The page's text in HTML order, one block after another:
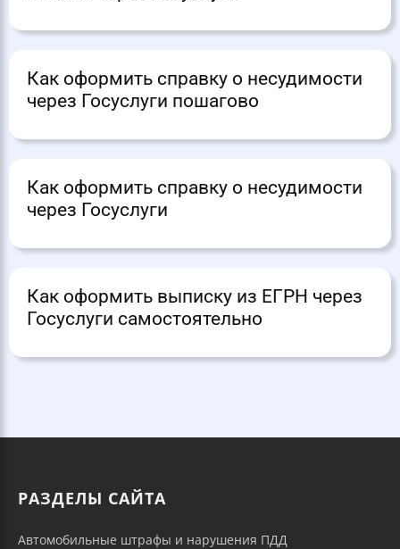
Как оформить справку о несудимости
через Госуслуги пошагово
Как оформить справку о несудимости
через Госуслуги
Как оформить выписку из ЕГРН через
Госуслуги самостоятельно
РАЗДЕЛЫ САЙТА
Автомобильные штрафы и нарушения ПДД